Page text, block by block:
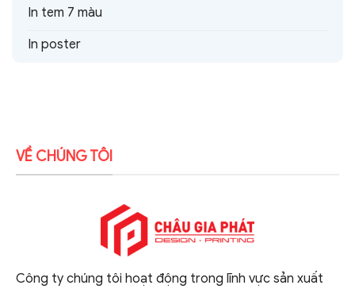
In tem 7 màu
In poster
VỀ CHÚNG TÔI
Công ty chúng tôi hoạt động trong lĩnh vực sản xuất